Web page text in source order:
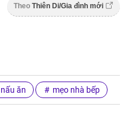
Theo Thiên Di/Gia đình mới
nấu ăn mẹo nhà bếp